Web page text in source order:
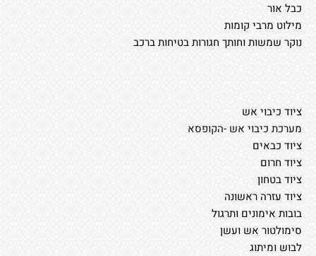
כבל אור
מילוט מרבי קומות
נוקר שמשות וחותך חגורות בטיחות ברכב
ציוד כיבוי אש
מערכת כיבוי אש -הקופסא
ציוד כבאים
ציוד חרום
ציוד בטחון
ציוד עזרה ראשונה
בובות אימונים ותרגול
סימולטור אש ועשן
לבוש ומיתוג